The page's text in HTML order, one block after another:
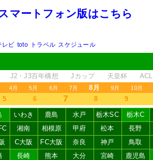
マートフォン版はこちら
レビ toto トラベル スケジュール
J2・J3百年構想 Jカップ 天皇杯 ACL
4月 5月 6月 7月 8月 9月 10月
5 6 7 8 9
いわき 鹿島 水戸 栃木SC 栃木C
湘南 相模原 甲府 松本 長野
C大阪 FC大阪 奈良 神戸 鳥取
長崎 熊本 大分 宮崎 鹿児島